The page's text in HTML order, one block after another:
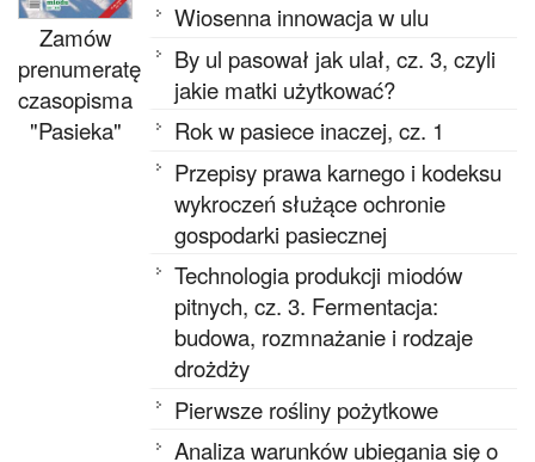
Zamów
prenumeratę
czasopisma
"Pasieka"
Wiosenna innowacja w ulu
By ul pasował jak ulał, cz. 3, czyli
jakie matki użytkować?
Rok w pasiece inaczej, cz. 1
Przepisy prawa karnego i kodeksu
wykroczeń służące ochronie
gospodarki pasiecznej
Technologia produkcji miodów
pitnych, cz. 3. Fermentacja:
budowa, rozmnażanie i rodzaje
drożdży
Pierwsze rośliny pożytkowe
Analiza warunków ubiegania się o